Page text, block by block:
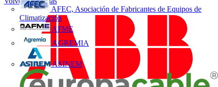
AFEC, Asociación de Fabricantes de Equipos de
Climatización
AFME
AGREMIA
ASINEM